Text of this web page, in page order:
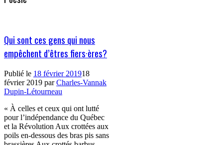
Qui sont ces gens qui nous
empêchent d’êtres fiers·ères?
Publié le 18 février 201918
février 2019 parCharles-Vannak
Dupin-Létourneau
« À celles et ceux qui ont lutté
pour l’indépendance du Québec
et la Révolution Aux crottées aux
poils en-dessous des bras pis sans